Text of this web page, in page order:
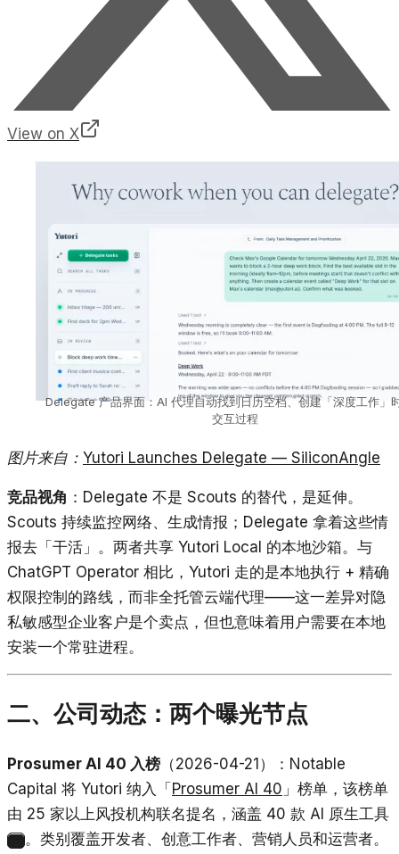
View on X
Delegate 产品界面：AI 代理自动找到日历空档、创建「深度工作」
交互过程
图片来自： Yutori Launches Delegate — SiliconAngle
竞品视角 ：Delegate 不是 Scouts 的替代，是延伸。
Scouts 持续监控网络、生成情报；Delegate 拿着这些情
报去「干活」。两者共享 Yutori Local 的本地沙箱。与
ChatGPT Operator 相比，Yutori 走的是本地执行 + 精确
权限控制的路线，而非全托管云端代理——这一差异对隐
私敏感型企业客户是个卖点，但也意味着用户需要在本地
安装一个常驻进程。
二、公司动态：两个曝光节点
Prosumer AI 40 入榜 （2026-04-21）：Notable
Capital 将 Yutori 纳入「 Prosumer AI 40 」榜单，该榜单
由 25 家以上风投机构联名提名，涵盖 40 款 AI 原生工具
。类别覆盖开发者、创意工作者、营销人员和运营者。